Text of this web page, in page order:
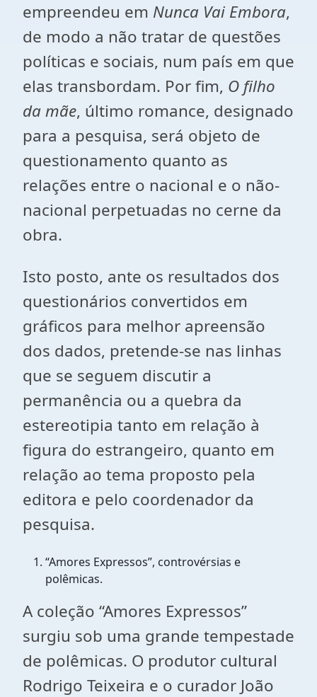
empreendeu em Nunca Vai Embora,
de modo a não tratar de questões
políticas e sociais, num país em que
elas transbordam. Por fim, O filho
da mãe, último romance, designado
para a pesquisa, será objeto de
questionamento quanto as
relações entre o nacional e o não-
nacional perpetuadas no cerne da
obra.
Isto posto, ante os resultados dos
questionários convertidos em
gráficos para melhor apreensão
dos dados, pretende-se nas linhas
que se seguem discutir a
permanência ou a quebra da
estereotipia tanto em relação à
figura do estrangeiro, quanto em
relação ao tema proposto pela
editora e pelo coordenador da
pesquisa.
“Amores Expressos”, controvérsias e
polêmicas.
A coleção “Amores Expressos”
surgiu sob uma grande tempestade
de polêmicas. O produtor cultural
Rodrigo Teixeira e o curador João